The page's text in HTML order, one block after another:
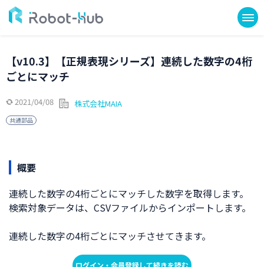
【v10.3】【正規表現シリーズ】連続した数字の4桁
ごとにマッチ
2021/04/08 株式会社MAIA
共通部品
概要
連続した数字の4桁ごとにマッチした数字を取得します。
検索対象データは、CSVファイルからインポートします。
連続した数字の4桁ごとにマッチさせてきます。
ログイン・会員登録して続きを読む